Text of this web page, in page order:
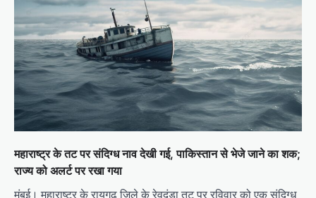
महाराष्ट्र के तट पर संदिग्ध नाव देखी गई, पाकिस्तान से भेजे जाने का शक;
राज्य को अलर्ट पर रखा गया
मुंबई। महाराष्ट्र के रायगढ़ जिले के रेवदंडा तट पर रविवार को एक संदिग्ध